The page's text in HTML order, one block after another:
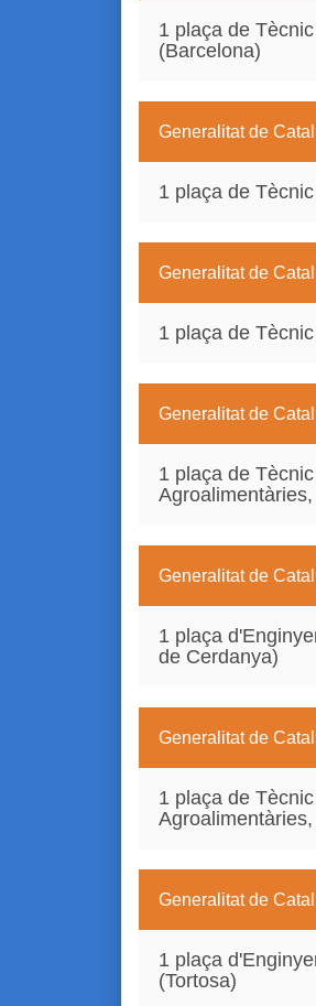
1 plaça de
(Barcelona)
Generalitat de
1 plaça de
Generalitat de
1 plaça de
Generalitat de
1 plaça de
Generalitat de
1 plaça
de Cerdanya)
Generalitat de
1 plaça de
Generalitat de
1 plaça
(Tortosa)